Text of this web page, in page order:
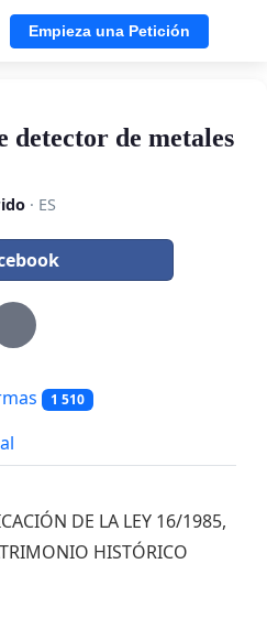
Empieza una Petición
detector de metales
· ES
1 510
DE LA LEY 16/1985,
HISTÓRICO